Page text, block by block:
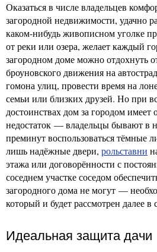
Оказаться в числе владельцев
загородной недвижимости, удачно
каком-нибудь живописном уголке
от реки или озера, желает каждый
загородном доме можно отдохнуть
броуновского движения на
гомона улиц, провести время на
семьи или близких друзей. Но при
достоинствах дом за городом имеет
недостаток — владельцы бывают в
преминут воспользоваться тёмные
лишь надёжные двери, рольставни
этажа или договорённости с
соседнем участке соседом
загородного дома не могут —
который и будет рассмотрен далее в
Идеальная защита дачи